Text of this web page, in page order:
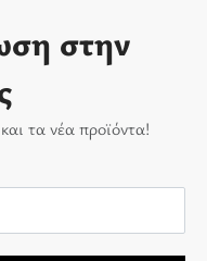
στην
τα νέα προϊόντα!